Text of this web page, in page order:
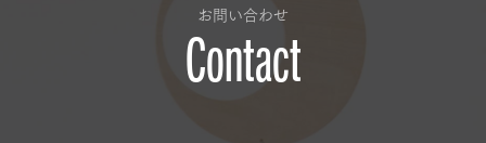
お問い合わせ
Contact